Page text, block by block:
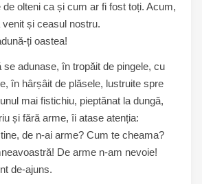
olteni ca și cum ar fi fost toți. Acum,
și ceasul nostru.
ți oastea!
se adunase, în tropăit de pingele, cu
în hârșâit de plăsele, lustruite spre
mai fistichiu, pieptănat la dungă,
și fără arme, îi atase atenția:
de n-ai arme? Cum te cheama?
De arme n-am nevoie!
de-ajuns.